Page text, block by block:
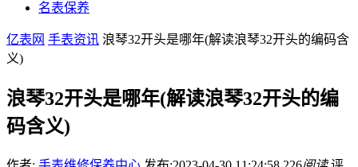
名表保养
亿表网 手表资讯 浪琴32开头是哪年(解读浪琴32开头的编码含
义)
浪琴32开头是哪年(解读浪琴32开头的编
码含义)